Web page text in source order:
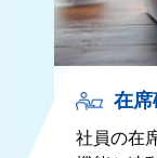
在席
社員の在